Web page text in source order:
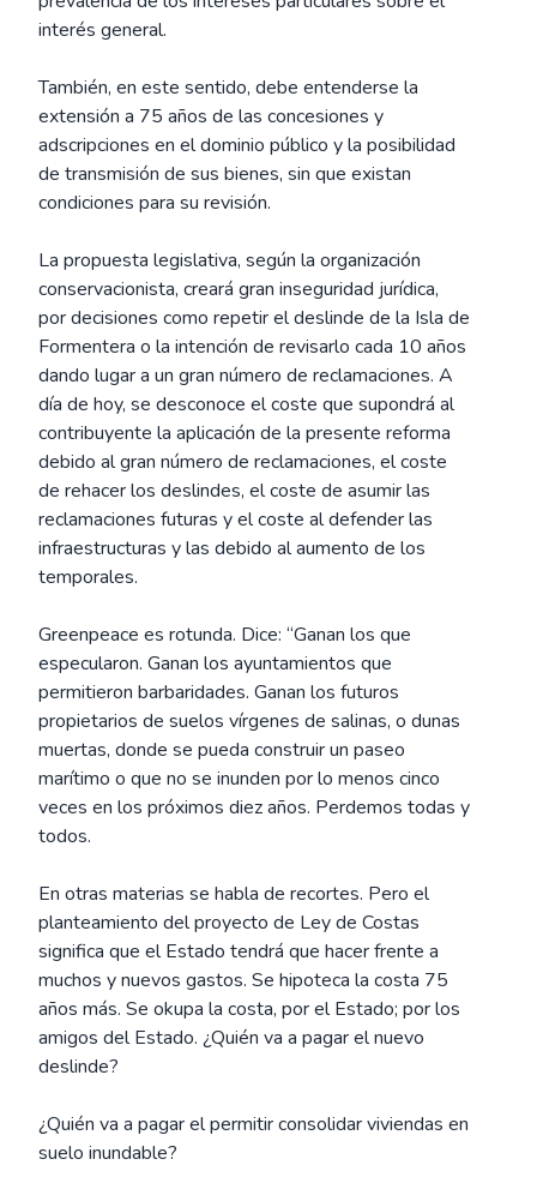
interés general.
También, en este sentido, debe entenderse la
extensión a 75 años de las concesiones y
adscripciones en el dominio público y la posibilidad
de transmisión de sus bienes, sin que existan
condiciones para su revisión.
La propuesta legislativa, según la organización
conservacionista, creará gran inseguridad jurídica,
por decisiones como repetir el deslinde de la Isla de
Formentera o la intención de revisarlo cada 10 años
dando lugar a un gran número de reclamaciones. A
día de hoy, se desconoce el coste que supondrá al
contribuyente la aplicación de la presente reforma
debido al gran número de reclamaciones, el coste
de rehacer los deslindes, el coste de asumir las
reclamaciones futuras y el coste al defender las
infraestructuras y las debido al aumento de los
temporales.
Greenpeace es rotunda. Dice: “Ganan los que
especularon. Ganan los ayuntamientos que
permitieron barbaridades. Ganan los futuros
propietarios de suelos vírgenes de salinas, o dunas
muertas, donde se pueda construir un paseo
marítimo o que no se inunden por lo menos cinco
veces en los próximos diez años. Perdemos todas y
todos.
En otras materias se habla de recortes. Pero el
planteamiento del proyecto de Ley de Costas
significa que el Estado tendrá que hacer frente a
muchos y nuevos gastos. Se hipoteca la costa 75
años más. Se okupa la costa, por el Estado; por los
amigos del Estado. ¿Quién va a pagar el nuevo
deslinde?
¿Quién va a pagar el permitir consolidar viviendas en
suelo inundable?